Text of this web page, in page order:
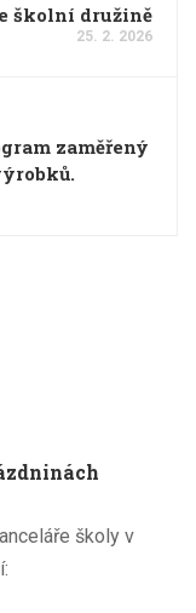
školní družině
25. 2. 2026
zaměřený
školy v